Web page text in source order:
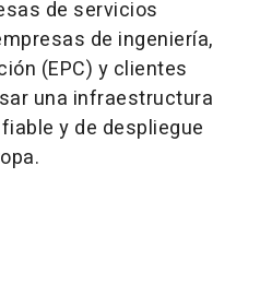
de servicios
de ingeniería,
(EPC) y clientes
una infraestructura
y de despliegue